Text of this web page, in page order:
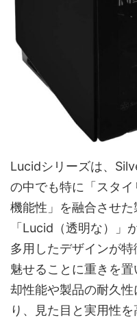
Lucidシリーズは、
の中でも特に「スタ
機能性」を融合させ
「Lucid（透明な）」
多用したデザインが
魅せることに重きを
却性能や製品の耐久
り、見た目と実用性を